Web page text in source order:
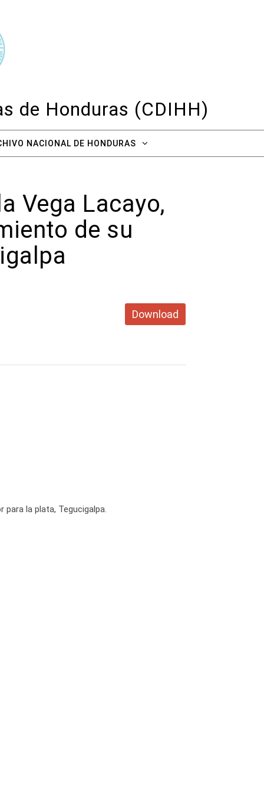
de Honduras (CDIHH)
NACIONAL DE HONDURAS
Vega Lacayo,
de su
Download
la plata, Tegucigalpa.